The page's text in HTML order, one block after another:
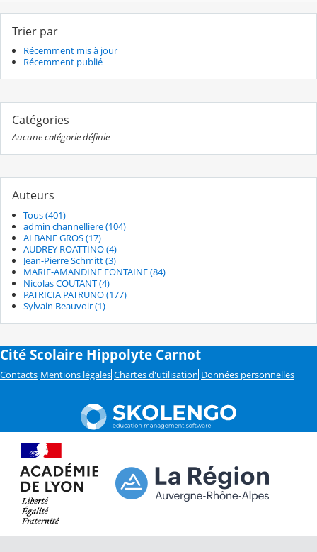
Trier par
Récemment mis à jour
Récemment publié
Catégories
Aucune catégorie définie
Auteurs
Tous (401)
admin channelliere (104)
ALBANE GROS (17)
AUDREY ROATTINO (4)
Jean-Pierre Schmitt (3)
MARIE-AMANDINE FONTAINE (84)
Nicolas COUTANT (4)
PATRICIA PATRUNO (177)
Sylvain Beauvoir (1)
Cité Scolaire Hippolyte Carnot
Contacts Mentions légales Chartes d'utilisation Données personnelles